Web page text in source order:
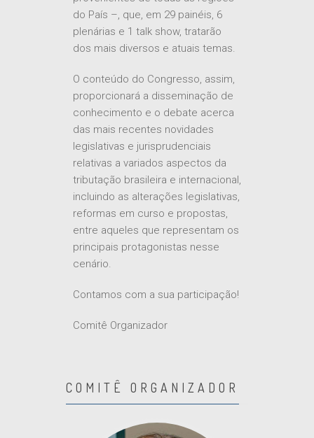
do País –, que, em 29 painéis, 6
plenárias e 1 talk show, tratarão
dos mais diversos e atuais temas.
O conteúdo do Congresso, assim,
proporcionará a disseminação de
conhecimento e o debate acerca
das mais recentes novidades
legislativas e jurisprudenciais
relativas a variados aspectos da
tributação brasileira e internacional,
incluindo as alterações legislativas,
reformas em curso e propostas,
entre aqueles que representam os
principais protagonistas nesse
cenário.
Contamos com a sua participação!
Comitê Organizador
COMITÊ ORGANIZADOR